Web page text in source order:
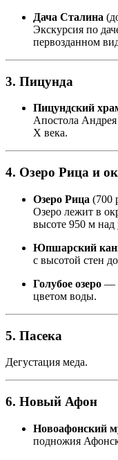
Дача Сталина
Экскурсия по
первозданном
3. Пицунда
Пицундский
Апостола
X века.
4. Озеро Рица и
Озеро Рица (700
Озеро лежит в
высоте 950 м
Юпшарский
с высотой стен
Голубое озеро —
цветом воды.
5. Пасека
Дегустация меда.
6. Новый Афон
Новоафонский
подножия